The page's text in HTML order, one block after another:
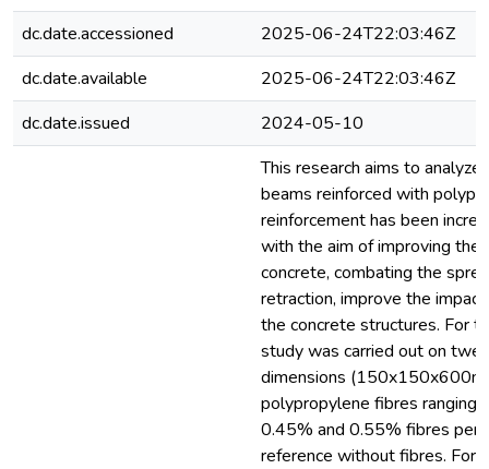
dc.date.accessioned
2025-06-24T22:03:46Z
dc.date.available
2025-06-24T22:03:46Z
dc.date.issued
2024-05-10
This research aims to
beams reinforced with
reinforcement has been
with the aim of improving
concrete, combating the
retraction, improve the
the concrete structures. For
study was carried out on
dimensions
polypropylene fibres ranging
0.45% and 0.55% fibres per
reference without fibres. For